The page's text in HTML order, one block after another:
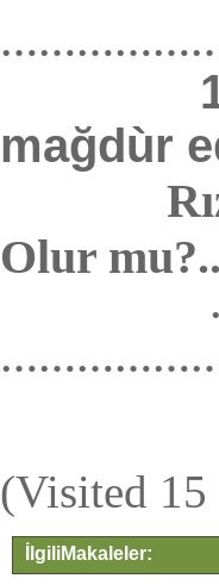
mağdùr
Olur
…..
(Visited
İlgiliMakaleler: